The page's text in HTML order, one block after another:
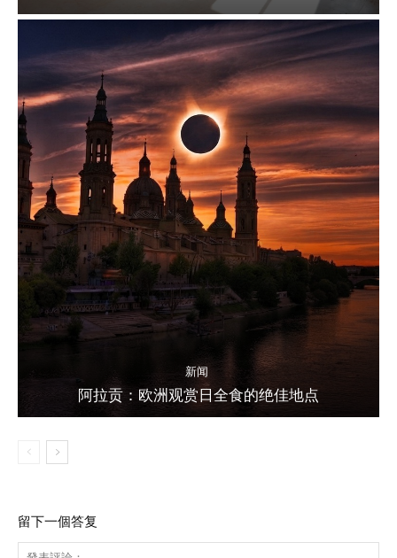
新闻
阿拉贡：欧洲观赏日全食的绝佳地点
留下一個答复